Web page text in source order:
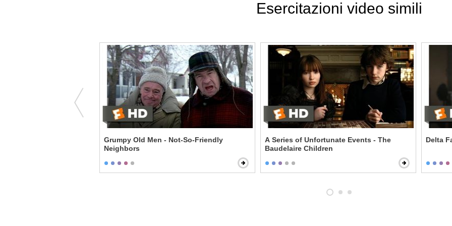
Esercitazioni video simili
Grumpy Old Men - Not-So-Friendly
Neighbors
A Series of Unfortunate Events - The
Baudelaire Children
Delta